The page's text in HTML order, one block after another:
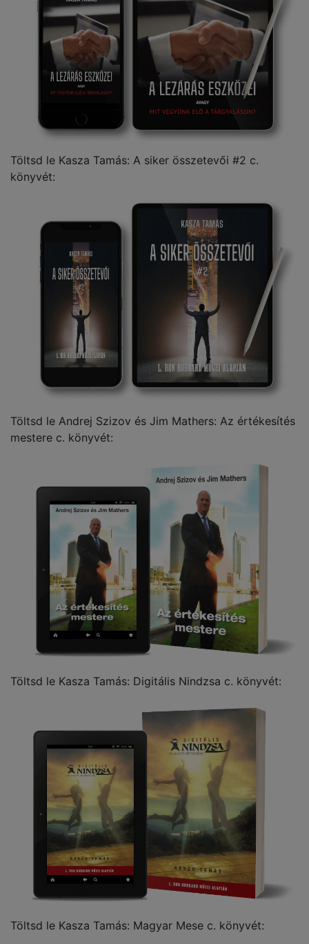
Töltsd le Kasza Tamás: A siker összetevői #2 c.
könyvét:
Töltsd le Andrej Szizov és Jim Mathers: Az értékesítés
mestere c. könyvét:
Töltsd le Kasza Tamás: Digitális Nindzsa c. könyvét:
Töltsd le Kasza Tamás: Magyar Mese c. könyvét: